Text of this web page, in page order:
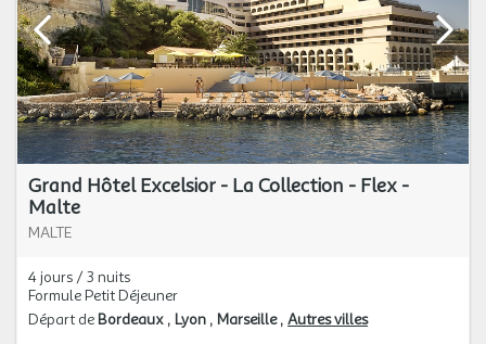
Grand Hôtel Excelsior - La Collection - Flex -
Malte
MALTE
4 jours / 3 nuits
Formule Petit Déjeuner
Départ de Bordeaux Lyon Marseille Autres villes